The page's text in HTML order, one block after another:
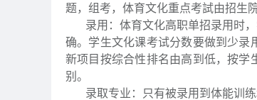
题，组考，体育文化重点考試由招生
录用：体育文化高职单招录用时，
确。学生文化课考试分数要做到少录
新项目按综合性排名由高到低，按学
别。
录取专业：只有被录用到体能训练